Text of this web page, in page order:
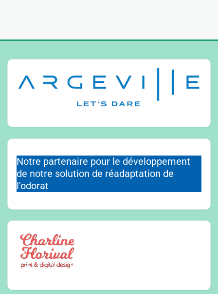
Notre partenaire pour le développement
de notre solution de réadaptation de
l'odorat